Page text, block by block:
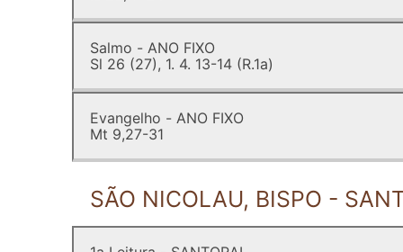
Salmo - ANO FIXO
Sl 26 (27), 1. 4. 13-14 (R.1a)
Evangelho - ANO FIXO
Mt 9,27-31
SÃO NICOLAU, BISPO -